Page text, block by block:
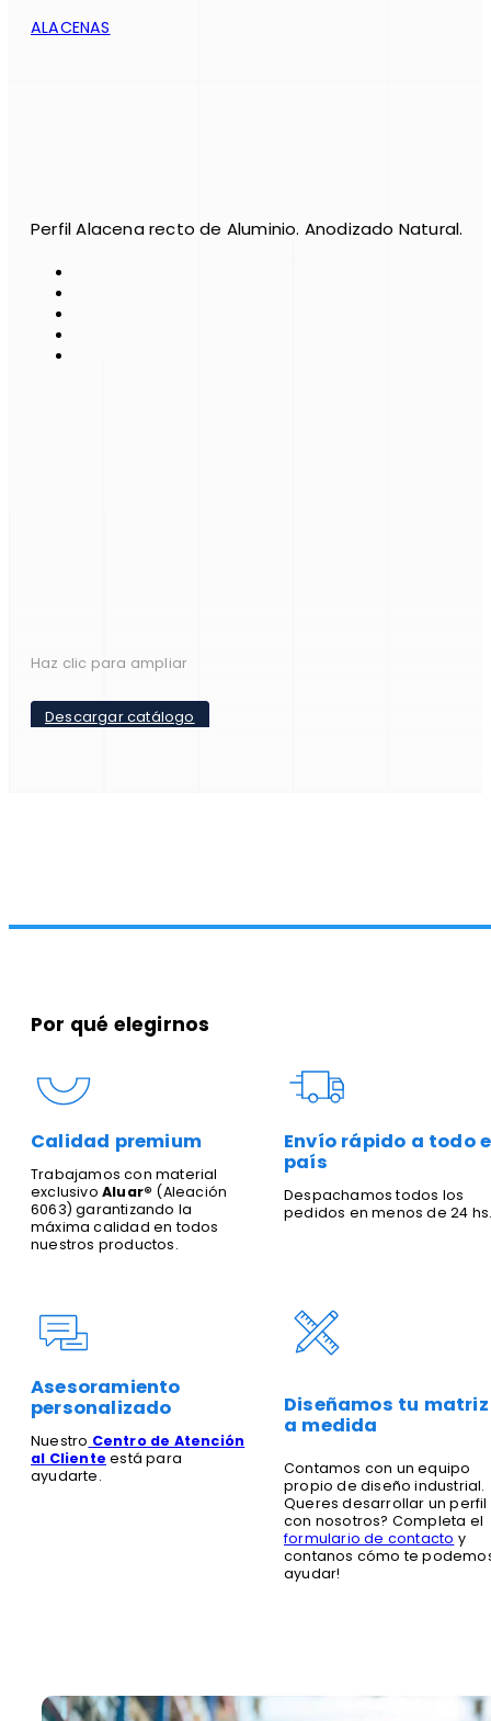
ALACENAS
Perfil Alacena recto de Aluminio. Anodizado Natural.
Haz clic para ampliar
Descargar catálogo
Por qué elegirnos
Calidad premium
Trabajamos con material
exclusivo Aluar® (Aleación
6063) garantizando la
máxima calidad en todos
nuestros productos.
Envío rápido a todo
país
Despachamos todos los
pedidos en menos de 24
Asesoramiento
personalizado
Nuestro Centro de Atención
al Cliente está para
ayudarte.
Diseñamos tu matriz
a medida
Contamos con un equipo
propio de diseño industrial.
Queres desarrollar un perfil
con nosotros? Completa el
formulario de contacto y
contanos cómo te
ayudar!